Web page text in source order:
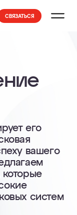
СВЯЗАТЬСЯ
его
вашего
которые
систем